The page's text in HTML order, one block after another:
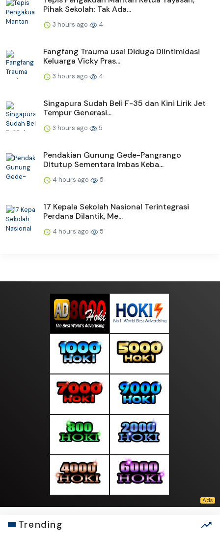
Pihak Sekolah: Tak Ada...
3 hours ago 4
Fangfang Trauma usai Diduga Diintimidasi
Keluarga Vicky Pras...
3 hours ago 4
Singapura Sudah Beli F-35 dan Kini Lirik Jet
Tempur Generasi...
3 hours ago 5
Pendakian Gunung Gede-Pangrango
Ditutup Sementara Imbas Keba...
4 hours ago 5
17 Kepala Sekolah Nasional Terintegrasi
Perdana Dilantik, Me...
4 hours ago 5
Trending